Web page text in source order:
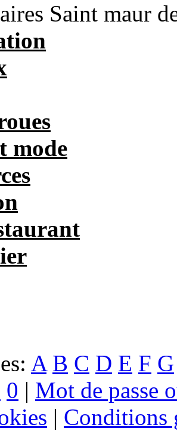
Saint maur
mode
A B C D E F G
0 | Mot de passe
| Conditions